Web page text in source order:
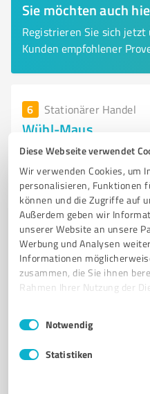
Diese Webseite verwendet
Wir verwenden Cookies, um
personalisieren, Funktionen
können und die Zugriffe auf
Außerdem geben wir
unserer Website an unsere
Werbung und Analysen
Informationen
zusammen, die Sie ihnen
Rahmen Ihrer Nutzung der
Impressum
Einwilligungsauswahl
Notwendig
Statistiken
Sie möchten auch
Registrieren Sie sich jetzt
Kunden empfohlener
6 Stationärer Handel
Wühl-Maus
Wühl-Maus –
Herne
SECONDHAND MODE
WÜHL-MAUS
Sodinger Str. 8, 44623
info@wuehl-maus.de